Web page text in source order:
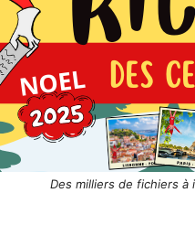
Des milliers de fichiers